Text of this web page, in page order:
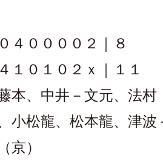
００００２｜８
０１０２ｘ｜１１
本、中井－文元、法村
小松龍、松本龍、津波
）